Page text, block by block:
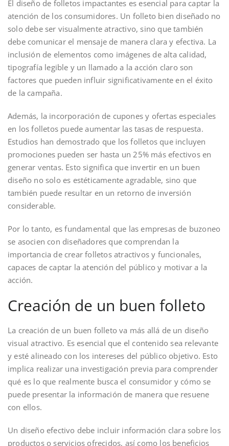
El diseño de folletos impactantes es esencial para captar la
atención de los consumidores. Un folleto bien diseñado no
solo debe ser visualmente atractivo, sino que también
debe comunicar el mensaje de manera clara y efectiva. La
inclusión de elementos como imágenes de alta calidad,
tipografía legible y un llamado a la acción claro son
factores que pueden influir significativamente en el éxito
de la campaña.
Además, la incorporación de cupones y ofertas especiales
en los folletos puede aumentar las tasas de respuesta.
Estudios han demostrado que los folletos que incluyen
promociones pueden ser hasta un 25% más efectivos en
generar ventas. Esto significa que invertir en un buen
diseño no solo es estéticamente agradable, sino que
también puede resultar en un retorno de inversión
considerable.
Por lo tanto, es fundamental que las empresas de buzoneo
se asocien con diseñadores que comprendan la
importancia de crear folletos atractivos y funcionales,
capaces de captar la atención del público y motivar a la
acción.
Creación de un buen folleto
La creación de un buen folleto va más allá de un diseño
visual atractivo. Es esencial que el contenido sea relevante
y esté alineado con los intereses del público objetivo. Esto
implica realizar una investigación previa para comprender
qué es lo que realmente busca el consumidor y cómo se
puede presentar la información de manera que resuene
con ellos.
Un diseño efectivo debe incluir información clara sobre los
productos o servicios ofrecidos, así como los beneficios